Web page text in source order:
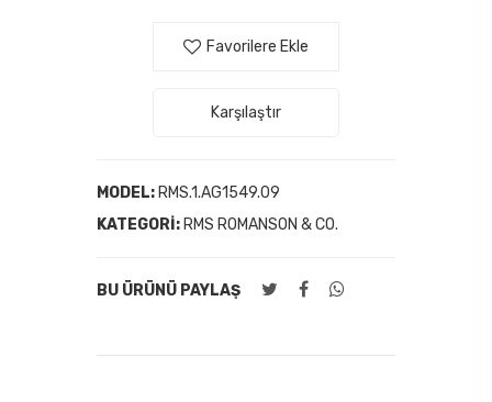
Favorilere Ekle
Karşılaştır
MODEL: RMS.1.AG1549.09
KATEGORI: RMS ROMANSON & CO.
BU ÜRÜNÜ PAYLAŞ